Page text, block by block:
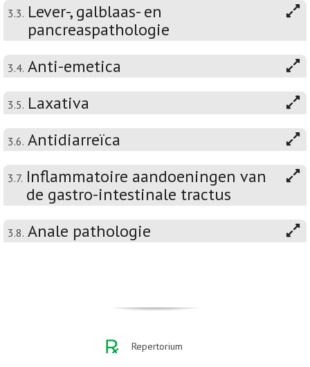
3.3. Lever-, galblaas- en
pancreaspathologie
3.4. Anti-emetica
3.5. Laxativa
3.6. Antidiarreïca
3.7. Inflammatoire aandoeningen van
de gastro-intestinale tractus
3.8. Anale pathologie
Repertorium